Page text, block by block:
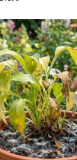
a distintos
entre ellos:
en relación
de las
laPrestación